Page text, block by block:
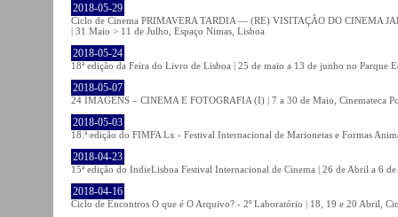
2018-05-29
Ciclo de Cinema PRIMAVERA TARDIA — (RE) VISITAÇÃO DO CINEMA
| 31 Maio > 11 de Julho, Espaço Nimas, Lisboa
2018-05-24
18ª edição da Feira do Livro de Lisboa | 25 de maio a 13 de junho no Parque
2018-05-07
24 IMAGENS – CINEMA E FOTOGRAFIA (I) | 7 a 30 de Maio, Cinemateca
2018-05-03
18.ª edição do FIMFA Lx - Festival Internacional de Marionetas e Formas
2018-04-23
15ª edição do IndieLisboa Festival Internacional de Cinema | 26 de Abril a 6
2018-04-16
Ciclo de Encontros O que é O Arquivo? - 2º Laboratório | 18, 19 e 20 Abril,